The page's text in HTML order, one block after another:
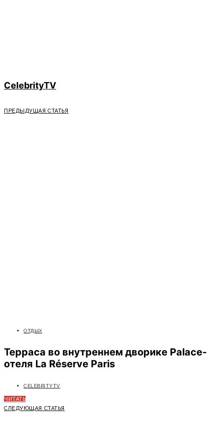
CelebrityTV
ПРЕДЫДУЩАЯ СТАТЬЯ
ОТДЫХ
Терраса во внутреннем дворике Palace-
отеля La Réserve Paris
CELEBRITYTV
ЧИТАТЬ
СЛЕДУЮЩАЯ СТАТЬЯ